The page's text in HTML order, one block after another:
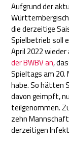
Aufgrund der
die derzeitige
Spielbetrieb soll
April 2022
der BWBV an,
Spieltags am
habe. So hätten
davon geimpft,
teilgenommen.
zehn
derzeitigen